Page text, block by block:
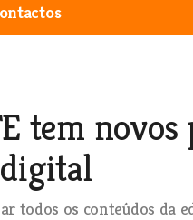
tem novos
todos os conteúdos da